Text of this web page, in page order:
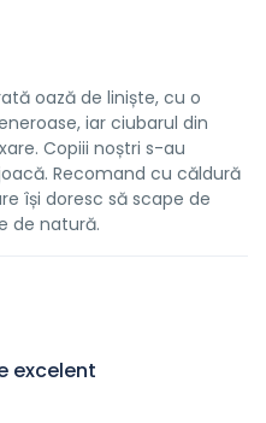
oază de liniște, cu o
iar ciubarul din
Copiii noștri s-au
Recomand cu căldură
își doresc să scape de
de natură.
excelent